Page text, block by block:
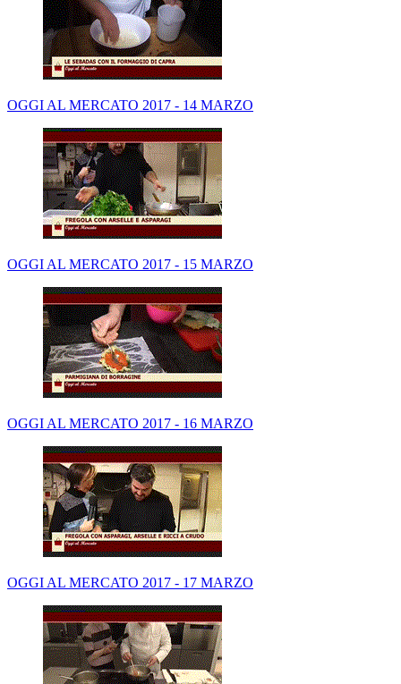
OGGI AL MERCATO 2017 - 14 MARZO
OGGI AL MERCATO 2017 - 15 MARZO
OGGI AL MERCATO 2017 - 16 MARZO
OGGI AL MERCATO 2017 - 17 MARZO